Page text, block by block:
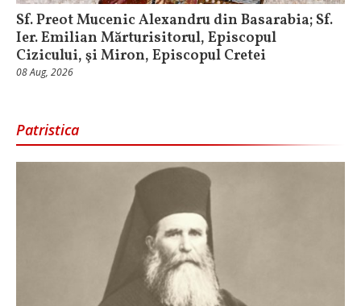
Sf. Preot Mucenic Alexandru din Basarabia; Sf.
Ier. Emilian Mărturisitorul, Episcopul
Cizicului, şi Miron, Episcopul Cretei
08 Aug, 2026
Patristica